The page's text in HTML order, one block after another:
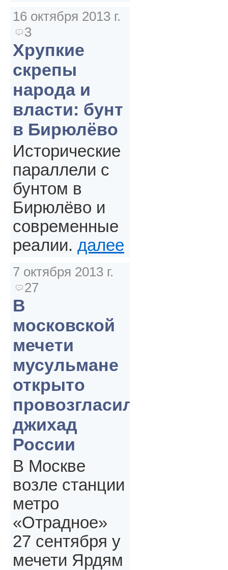
16 октября 2013 г.
3
Хрупкие
скрепы
народа и
власти: бунт
в Бирюлёво
Исторические
параллели с
бунтом в
Бирюлёво и
современные
реалии. далее
7 октября 2013 г.
27
В
московской
мечети
мусульмане
открыто
провозгласили
джихад
России
В Москве
возле станции
метро
«Отрадное»
27 сентября у
мечети Ярдям